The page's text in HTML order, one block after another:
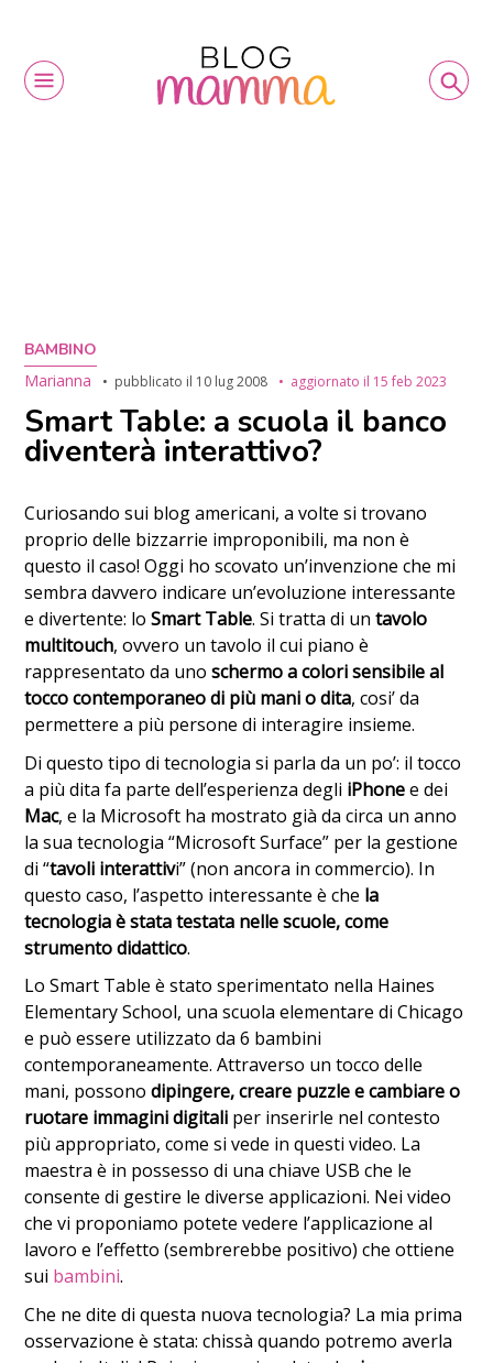
BAMBINO
Marianna
pubblicato il 10 lug 2008 aggiornato il 15 feb 2023
Smart Table: a scuola il banco
diventerà interattivo?
Curiosando sui blog americani, a volte si trovano
proprio delle bizzarrie improponibili, ma non è
questo il caso! Oggi ho scovato un’invenzione che mi
sembra davvero indicare un’evoluzione interessante
e divertente: loSmart Table. Si tratta di untavolo
multitouch, ovvero un tavolo il cui piano è
rappresentato da unoschermo a colori sensibile al
tocco contemporaneo di più mani o dita, cosi’ da
permettere a più persone di interagire insieme.
Di questo tipo di tecnologia si parla da un po’: il tocco
a più dita fa parte dell’esperienza degli iPhonee dei
Mac, e la Microsoft ha mostrato già da circa un anno
la sua tecnologia “Microsoft Surface” per la gestione
di “tavoli interattivi” (non ancora in commercio). In
questo caso, l’aspetto interessante è che la
tecnologia è stata testata nelle scuole, come
strumento didattico.
Lo Smart Table è stato sperimentato nella Haines
Elementary School, una scuola elementare di Chicago
e può essere utilizzato da 6 bambini
contemporaneamente. Attraverso un tocco delle
mani, possonodipingere, creare puzzle e cambiare o
ruotare immagini digitali per inserirle nel contesto
più appropriato, come si vede in questi video. La
maestra è in possesso di una chiave USB che le
consente di gestire le diverse applicazioni. Nei video
che vi proponiamo potete vedere l’applicazione al
lavoro e l’effetto (sembrerebbe positivo) che ottiene
sui bambini.
Che ne dite di questa nuova tecnologia? La mia prima
osservazione è stata: chissà quando potremo averla